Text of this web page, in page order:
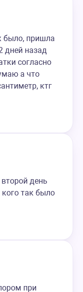
было, пришла
дней назад
согласно
а что
ктг
день
так было
при